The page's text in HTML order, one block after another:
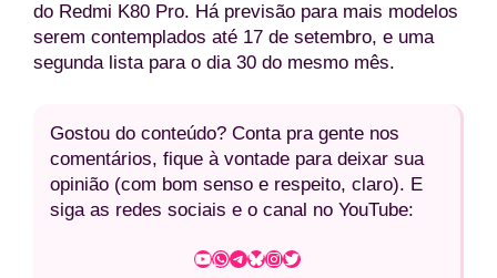
do Redmi K80 Pro. Há previsão para mais modelos
serem contemplados até 17 de setembro, e uma
segunda lista para o dia 30 do mesmo mês.
Gostou do conteúdo? Conta pra gente nos
comentários, fique à vontade para deixar sua
opinião (com bom senso e respeito, claro). E
siga as redes sociais e o canal no YouTube:
Youtube WhatsApp TelegramBluesky InstagramTwitter